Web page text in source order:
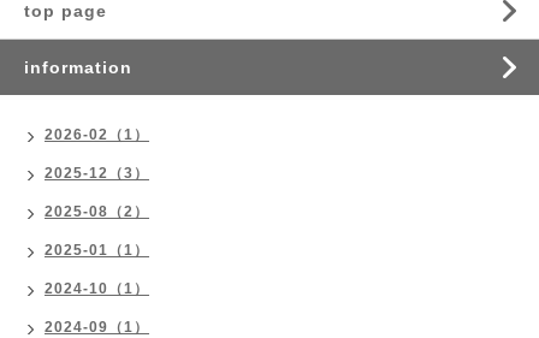
top page
information
2026-02（1）
2025-12（3）
2025-08（2）
2025-01（1）
2024-10（1）
2024-09（1）